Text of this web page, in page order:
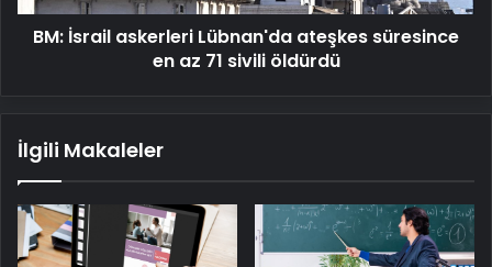
71
siviliBM: İsrail askerleri Lübnan'da ateşkes süresince
en az 71 sivili öldürdü
İlgili Makaleler